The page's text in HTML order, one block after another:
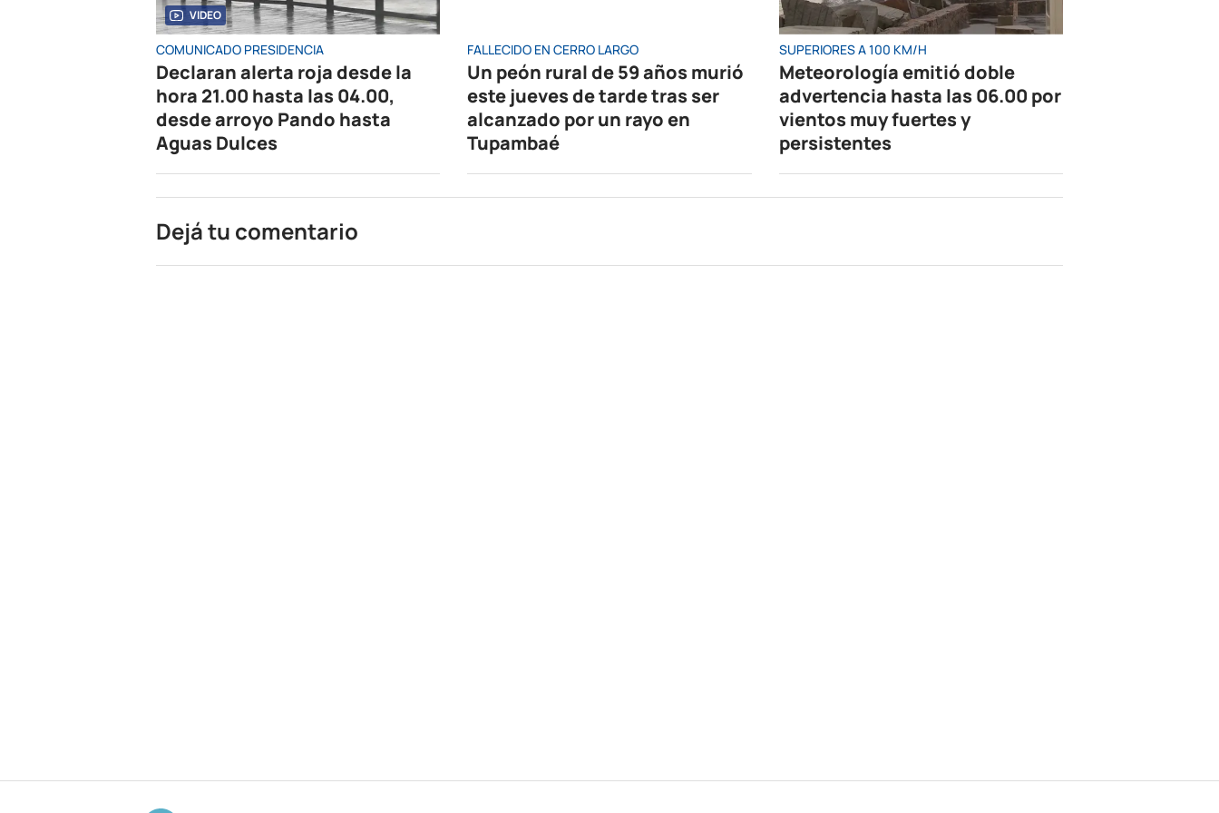
VIDEO
COMUNICADO PRESIDENCIA
Declaran alerta roja desde la
hora 21.00 hasta las 04.00,
desde arroyo Pando hasta
Aguas Dulces
FALLECIDO EN CERRO LARGO
Un peón rural de 59 años murió
este jueves de tarde tras ser
alcanzado por un rayo en
Tupambaé
SUPERIORES A 100 KM/H
Meteorología emitió doble
advertencia hasta las 06.00 por
vientos muy fuertes y
persistentes
Dejá tu comentario